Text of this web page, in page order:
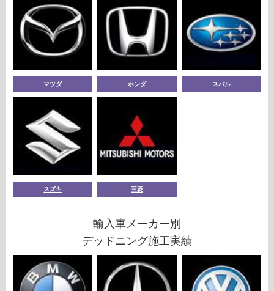
マツダ ホンダ スバル
スズキ 三菱
輸入車メーカー別
デッドニング施工実績